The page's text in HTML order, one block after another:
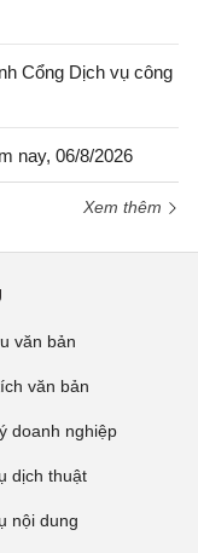
Cổng Dịch vụ công
nay, 06/8/2026
Xem thêm
văn bản
văn bản
doanh nghiệp
dịch thuật
nội dung